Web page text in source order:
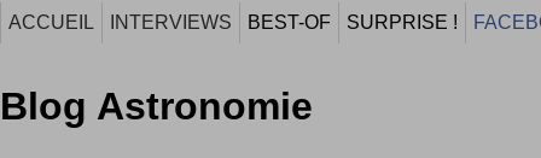
ACCUEIL INTERVIEWS BEST-OF SURPRISE !
Blog Astronomie